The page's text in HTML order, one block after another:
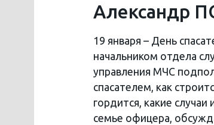
Александр
19 января – День
начальником отдела
управления МЧС
спасателем, как
гордится, какие
семье офицера,